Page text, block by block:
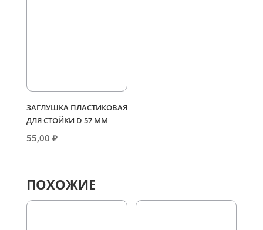
ЗАГЛУШКА ПЛАСТИКОВАЯ
ДЛЯ СТОЙКИ D 57 ММ
55,00 ₽
ПОХОЖИЕ